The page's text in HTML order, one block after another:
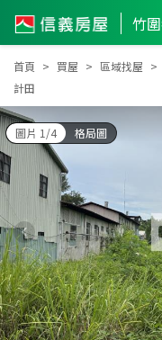
竹
首頁 買屋 區域找屋
計田
圖片 1/4 格局圖